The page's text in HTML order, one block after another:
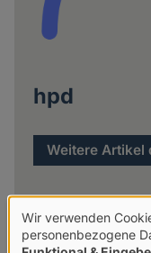
hpd
Weitere Artikel
Verwendung
Wir verwenden
personenbezogene